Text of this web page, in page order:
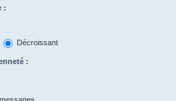
:
Décroissant
: